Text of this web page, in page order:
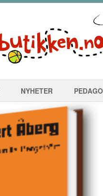
NYHETER